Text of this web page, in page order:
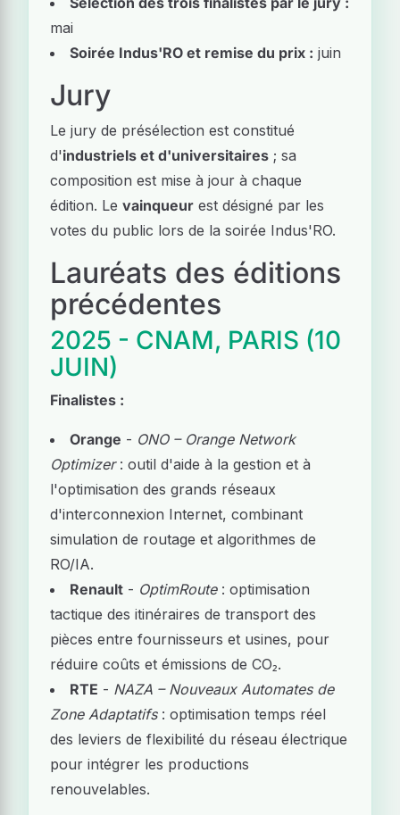
mai
Soirée Indus'RO et remise du prix : juin
Jury
Le jury de présélection est constitué
d'industriels et d'universitaires ; sa
composition est mise à jour à chaque
édition. Le vainqueur est désigné par les
votes du public lors de la soirée Indus'RO.
Lauréats des éditions
précédentes
2025 - CNAM, PARIS (10
JUIN)
Finalistes :
Orange - ONO – Orange Network
Optimizer: outil d'aide à la gestion et à
l'optimisation des grands réseaux
d'interconnexion Internet, combinant
simulation de routage et algorithmes de
RO/IA.
Renault - OptimRoute: optimisation
tactique des itinéraires de transport des
pièces entre fournisseurs et usines, pour
réduire coûts et émissions de CO₂.
RTE - NAZA – Nouveaux Automates de
Zone Adaptatifs: optimisation temps réel
des leviers de flexibilité du réseau électrique
pour intégrer les productions
renouvelables.